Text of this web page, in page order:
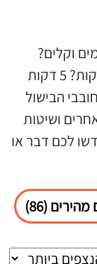
וקלים?
מתכוני מיקרוגל קלים? מתכונים ב-10 דקות? 5 דקות
הבישול
ושיטות
לכם דבר או
(86)